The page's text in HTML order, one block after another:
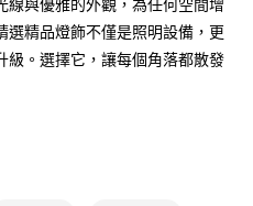
即可結帳。
款。
線與優雅的外觀，為任何空間增
選精品燈飾不僅是照明設備，更
級。選擇它，讓每個角落都散發